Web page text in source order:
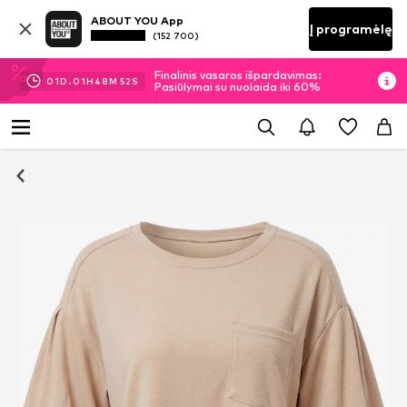
ABOUT YOU App
(152 700) Į programėlę
01D. 01H 48M 52 S
Finalinis vasaros išpardavimas:
Pasiūlymai su nuolaida iki 60%